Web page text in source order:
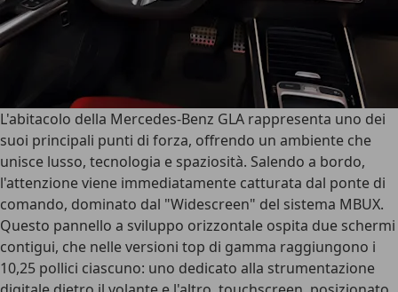
L'abitacolo della Mercedes-Benz GLA rappresenta uno dei
suoi principali punti di forza, offrendo un ambiente che
unisce lusso, tecnologia e spaziosità. Salendo a bordo,
l'attenzione viene immediatamente catturata dal ponte di
comando, dominato dal "Widescreen" del sistema MBUX.
Questo pannello a sviluppo orizzontale ospita due schermi
contigui, che nelle versioni top di gamma raggiungono i
10,25 pollici ciascuno: uno dedicato alla strumentazione